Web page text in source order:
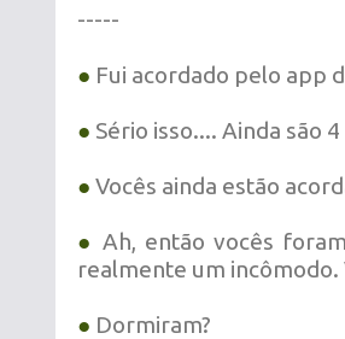
-----
● Fui acordado pelo app
● Sério isso.... Ainda são
● Vocês ainda estão
● Ah, então vocês
realmente um incômodo.
● Dormiram?